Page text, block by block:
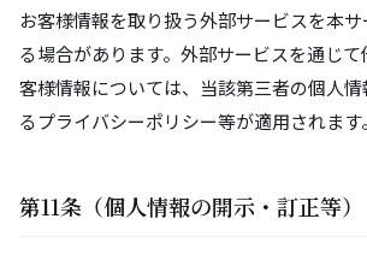
お客様情報を取り扱う外部サービスを本
る場合があります。外部サービスを通じ
客様情報については、当該第三者の個人
るプライバシーポリシー等が適用されます。
第11条（個人情報の開示・訂正等）